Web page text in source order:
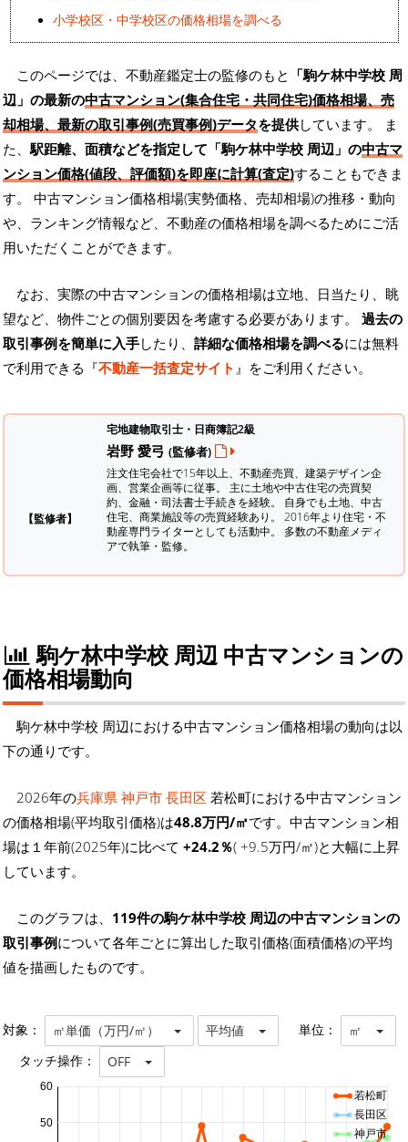
小学校区・中学校区の価格相場を調べる
このページでは、不動産鑑定士の監修のもと 「駒ケ林中学校 周
辺」の最新の中古マンション(集合住宅・共同住宅)価格相場、売
却相場、最新の取引事例(売買事例)データを提供しています。 ま
た、駅距離、面積などを指定して「駒ケ林中学校 周辺」の中古マ
ンション価格(値段、評価額)を即座に計算(査定)することもできま
す。 中古マンション価格相場(実勢価格、売却相場)の推移・動向
や、ランキング情報など、不動産の価格相場を調べるためにご活
用いただくことができます。
なお、実際の中古マンションの価格相場は立地、日当たり、眺
望など、物件ごとの個別要因を考慮する必要があります。 過去の
取引事例を簡単に入手したり、 詳細な価格相場を調べるには無料
で利用できる『不動産一括査定サイト 』をご利用ください。
【監修者】
宅地建物取引士・日商簿記2級
岩野 愛弓 (監修者)
注文住宅会社で15年以上、不動産売買、建築デザイン企
画、営業企画等に従事。 主に土地や中古住宅の売買契
約、金融・司法書士手続きを経験。 自身でも土地、中古
住宅、商業施設等の売買経験あり。 2016年より住宅・不
動産専門ライターとしても活動中。 多数の不動産メディ
アで執筆・監修。
駒ケ林中学校 周辺 中古マンションの
価格相場動向
駒ケ林中学校 周辺における中古マンション価格相場の動向は以
下の通りです。
2026年の兵庫県 神戸市 長田区 若松町における中古マンション
の価格相場(平均取引価格)は48.8万円/㎡です。中古マンション相
場は１年前(2025年)に比べて +24.2％( +9.5万円/㎡)と大幅に上昇
しています。
このグラフは、 119件の駒ケ林中学校 周辺の中古マンションの
取引事例について各年ごとに算出した取引価格(面積価格)の平均
値を描画したものです。
対象： ㎡単価（万円/㎡） 平均値 単位： ㎡
タッチ操作： OFF
50
60
若松町
長田区
神戸市